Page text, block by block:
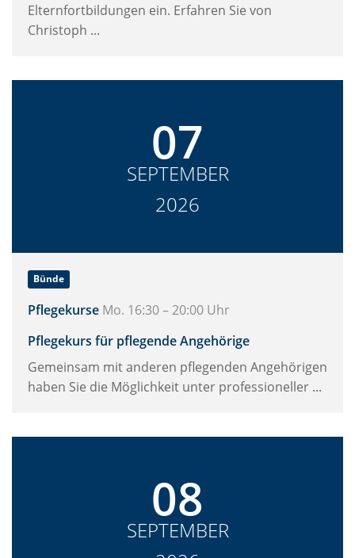
Elternfortbildungen ein. Erfahren Sie von
Christoph ...
07
SEPTEMBER
2026
Bünde
Pflegekurse Mo. 16:30 – 20:00 Uhr
Pflegekurs für pflegende Angehörige
Gemeinsam mit anderen pflegenden Angehörigen
haben Sie die Möglichkeit unter professioneller ...
08
SEPTEMBER